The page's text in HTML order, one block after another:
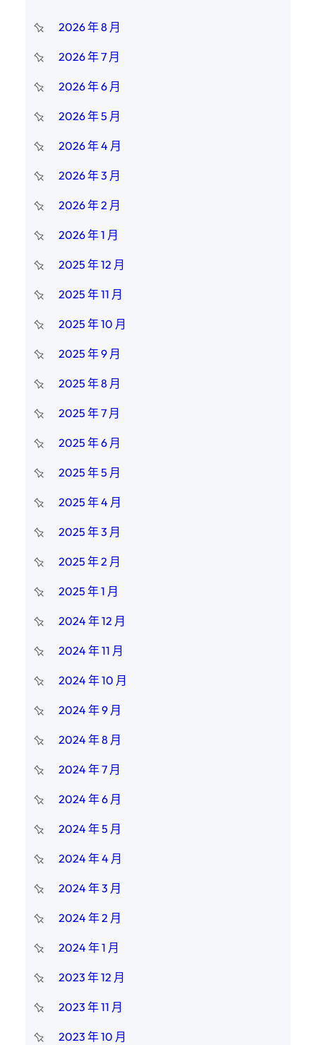
2026 年 8 月
2026 年 7 月
2026 年 6 月
2026 年 5 月
2026 年 4 月
2026 年 3 月
2026 年 2 月
2026 年 1 月
2025 年 12 月
2025 年 11 月
2025 年 10 月
2025 年 9 月
2025 年 8 月
2025 年 7 月
2025 年 6 月
2025 年 5 月
2025 年 4 月
2025 年 3 月
2025 年 2 月
2025 年 1 月
2024 年 12 月
2024 年 11 月
2024 年 10 月
2024 年 9 月
2024 年 8 月
2024 年 7 月
2024 年 6 月
2024 年 5 月
2024 年 4 月
2024 年 3 月
2024 年 2 月
2024 年 1 月
2023 年 12 月
2023 年 11 月
2023 年 10 月